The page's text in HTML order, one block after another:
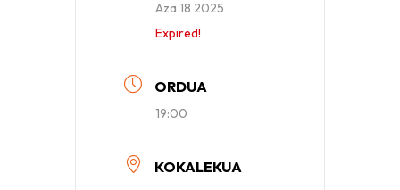
Aza 18 2025
Expired!
ORDUA
19:00
KOKALEKUA